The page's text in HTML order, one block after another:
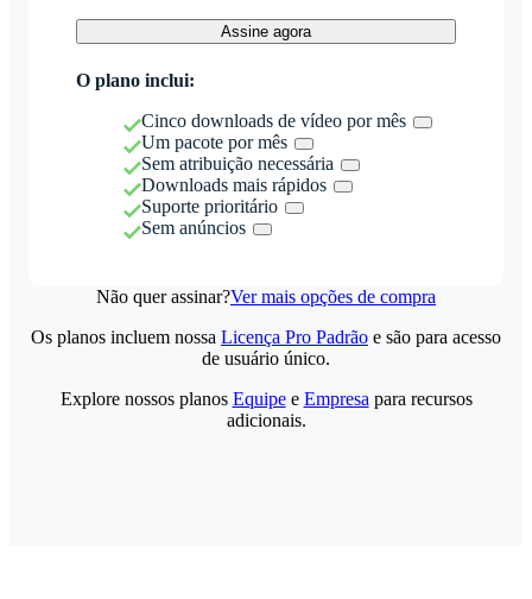
Assine agora
O plano inclui:
Cinco downloads de vídeo por mês
Um pacote por mês
Sem atribuição necessária
Downloads mais rápidos
Suporte prioritário
Sem anúncios
Não quer assinar?Ver mais opções de compra
Os planos incluem nossa Licença Pro Padrão e são para acesso
de usuário único.
Explore nossos planos Equipee Empresa para recursos
adicionais.